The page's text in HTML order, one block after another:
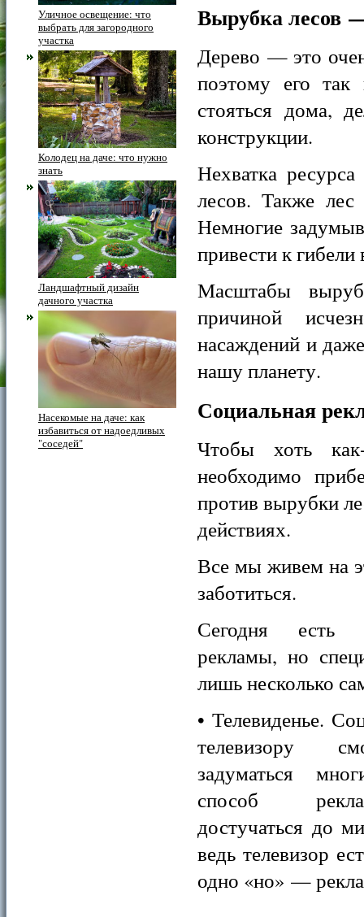
Уличное освещение: что
выбрать для загородного
участка
Колодец на даче: что нужно
знать
Ландшафтный дизайн
дачного участка
Насекомые на даче: как
избавиться от надоедливых
"соседей"
Вырубка лесов
Дерево — это
поэтому его
стояться дома,
конструкции.
Нехватка
лесов. Также лес
Немногие
привести к гибели
Масштабы
причиной
насаждений и
нашу планету.
Социальная
Чтобы хоть
необходимо
против вырубки
действиях.
Все мы живем на
заботиться.
Сегодня есть
рекламы, но
лишь несколько
• Телевиденье.
телевизору
задуматься
способ
достучаться до
ведь телевизор
одно «но» —